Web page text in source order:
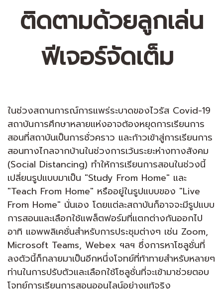
ติดตามด้วยลูกเล่น
ฟีเจอร์จัดเต็ม
ในช่วงสถานการณ์การแพร่ระบาดของไวรัส Covid-19
สถาบันการศึกษาหลายแห่งอาจต้องหยุดการเรียนการ
สอนที่สถาบันเป็นการชั่วคราว และก้าวเข้าสู่การเรียนการ
สอนทางไกลจากบ้านในช่วงการเว้นระยะห่างทางสังคม
(Social Distancing) ทำให้การเรียนการสอนในช่วงนี้
เปลี่ยนรูปแบบมาเป็น "Study From Home" และ
"Teach From Home" หรืออยู่ในรูปแบบของ "Live
From Home" นั่นเอง โดยแต่ละสถาบันก็อาจจะมีรูปแบบ
การสอนและเลือกใช้แพล็ตฟอร์มที่แตกต่างกันออกไป
อาทิ แอพพลิเคชั่นสำหรับการประชุมต่างๆ เช่น Zoom,
Microsoft Teams, Webex ฯลฯ ซึ่งการหาโซลูชั่นที่
ลงตัวนี้ก็กลายมาเป็นอีกหนึ่งโจทย์ที่ท้าทายสำหรับหลายๆ
ท่านในการปรับตัวและเลือกใช้โซลูชั่นที่จะเข้ามาช่วยตอบ
โจทย์การเรียนการสอนออนไลน์อย่างแท้จริง